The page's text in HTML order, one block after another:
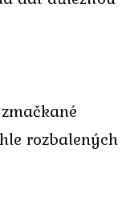
rozbalených